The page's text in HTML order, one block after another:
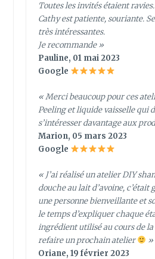
Toutes les invités étaient ravies.
Cathy est patiente, souriante.
très intéressantes.
Je recommande »
Pauline, 01 mai 2023
Google
« Merci beaucoup pour ces
Peeling et liquide vaisselle qui
s’intéresser davantage aux
Marion, 05 mars 2023
Google
« J’ai réalisé un atelier DIY
douche au lait d’avoine, c’était
une personne bienveillante et
le temps d’expliquer chaque
ingrédient utilisé au cours de
refaire un prochain atelier
»
Oriane, 19 février 2023